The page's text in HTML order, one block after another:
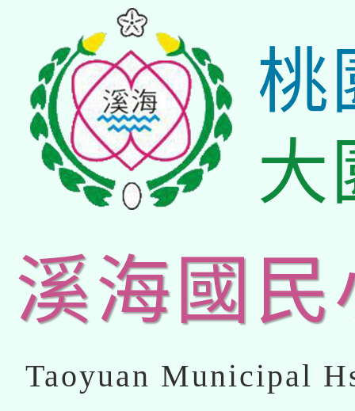
桃
大
溪海國民
Taoyuan Municipal